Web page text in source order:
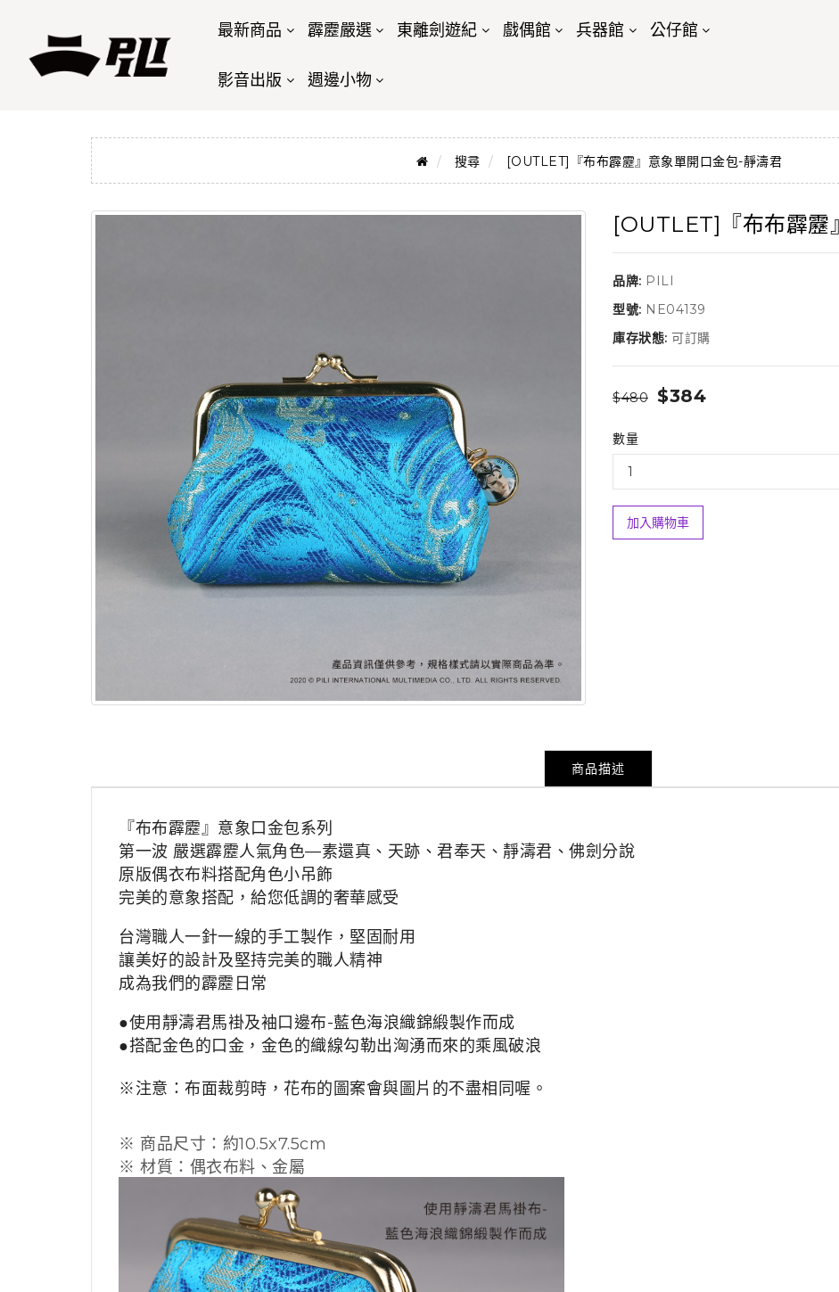
最新商品 霹靂嚴選 東離劍遊紀 戲偶館 兵器館 公仔館
影音出版 週邊小物
搜尋 [OUTLET]『布布霹靂』意象單開口金包-靜濤君
[OUTLET]『布布霹靂
品牌: PILI
型號: NE04139
庫存狀態: 可訂購
$480 $384
數量
加入購物車
商品描述
『布布霹靂』意象口金包系列
第一波 嚴選霹靂人氣角色—素還真、天跡、君奉天、靜濤君、佛劍分說
原版偶衣布料搭配角色小吊飾
完美的意象搭配，給您低調的奢華感受
台灣職人一針一線的手工製作，堅固耐用
讓美好的設計及堅持完美的職人精神
成為我們的霹靂日常
●使用靜濤君馬褂及袖口邊布-藍色海浪織錦緞製作而成
●搭配金色的口金，金色的織線勾勒出洶湧而來的乘風破浪
※注意：布面裁剪時，花布的圖案會與圖片的不盡相同喔。
※ 商品尺寸：約10.5x7.5cm
※ 材質：偶衣布料、金屬